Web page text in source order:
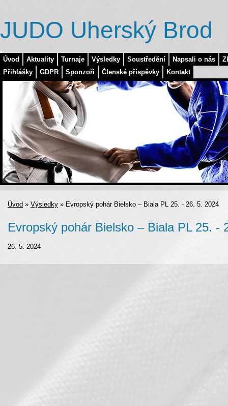
Úvod Aktuality Turnaje Výsledky Soustředění Napsali o nás
Přihlášky
GDPR Sponzoři Členské příspěvky Kontakt
JUDO Uherský Brod
Úvod » Výsledky » Evropský pohár Bielsko – Biala PL 25. - 26. 5. 2024
Evropský pohár Bielsko – Biala PL 25. -
26. 5. 2024